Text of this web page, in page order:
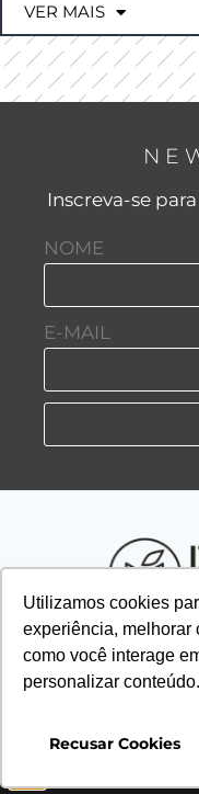
Utilizamos cookies
experiência, melhorar
como você interage
personalizar conteúdo.
Recusar Cookies
VER MAIS
Inscreva-se
NOME
E-MAIL